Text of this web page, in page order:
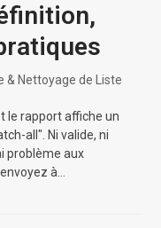
& Nettoyage de Liste
le rapport affiche un
all". Ni valide, ni
problème aux
à…